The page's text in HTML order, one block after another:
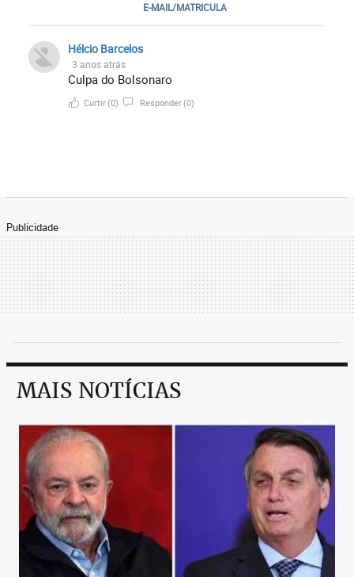
E-MAIL/MATRICULA
Hélcio Barcelos
3 anos atrás
Culpa do Bolsonaro
Curtir(0) Responder(0)
Publicidade
MAIS NOTÍCIAS